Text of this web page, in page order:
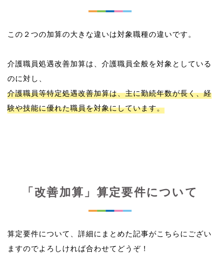
この２つの加算の大きな違いは対象職種の違いです。
介護職員処遇改善加算は、介護職員全般を対象としている
介護職員等特定処遇改善加算は、主に勤続年数が長く、経
験や技能に優れた職員を対象にしています。
「改善加算」算定要件について
算定要件について、詳細にまとめた記事がこちらにござい
ますのでよろしければ合わせてどうぞ！